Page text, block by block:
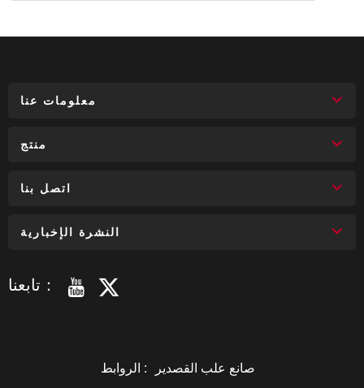
معلومات عنا
منتج
اتصل بنا
النشرة الإخبارية
تابعنا：
الروابط : صانع علب القصدير